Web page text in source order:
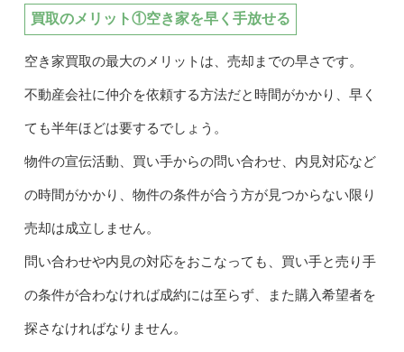
買取のメリット①空き家を早く手放せる
空き家買取の最大のメリットは、売却までの早さです。
不動産会社に仲介を依頼する方法だと時間がかかり、早く
ても半年ほどは要するでしょう。
物件の宣伝活動、買い手からの問い合わせ、内見対応など
の時間がかかり、物件の条件が合う方が見つからない限り
売却は成立しません。
問い合わせや内見の対応をおこなっても、買い手と売り手
の条件が合わなければ成約には至らず、また購入希望者を
探さなければなりません。